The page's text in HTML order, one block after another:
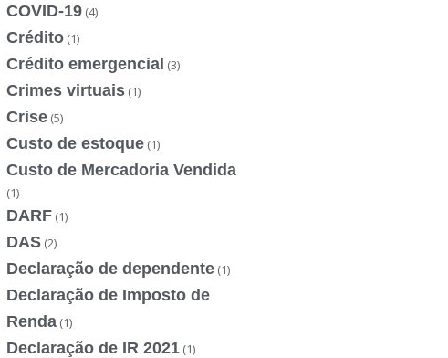
COVID-19 (4)
Crédito (1)
Crédito emergencial (3)
Crimes virtuais (1)
Crise (5)
Custo de estoque (1)
Custo de Mercadoria Vendida
(1)
DARF (1)
DAS (2)
Declaração de dependente (1)
Declaração de Imposto de
Renda (1)
Declaração de IR 2021 (1)